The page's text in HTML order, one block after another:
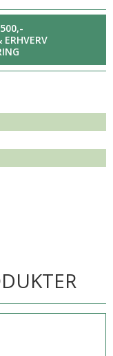
ERHVERV